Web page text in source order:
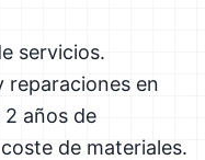
servicios.
reparaciones en
años de
de materiales.